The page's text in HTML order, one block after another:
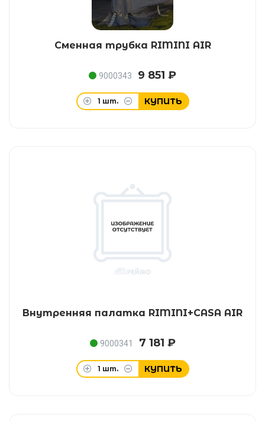
Сменная трубка RIMINI AIR
9000343 9 851 ₽
1 шт. КУПИТЬ
Внутренняя палатка RIMINI+CASA AIR
9000341 7 181 ₽
1 шт. КУПИТЬ